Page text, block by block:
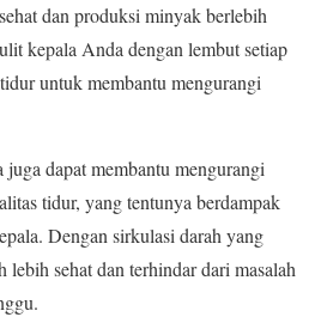
dan produksi minyak berlebih
kepala Anda dengan lembut setiap
untuk membantu mengurangi
dapat membantu mengurangi
tidur, yang tentunya berdampak
Dengan sirkulasi darah yang
lebih sehat dan terhindar dari masalah